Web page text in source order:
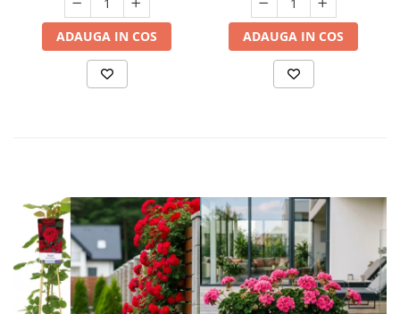
ADAUGA IN COS ADAUGA IN COS